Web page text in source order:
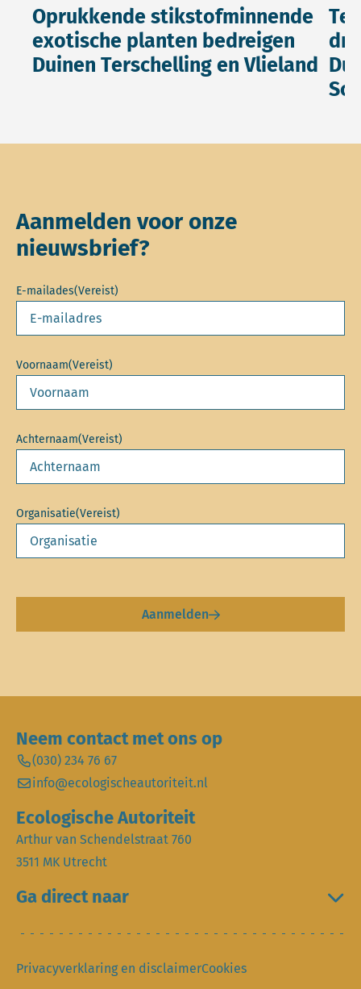
Oprukkende stikstofminnende
exotische planten bedreigen
Duinen Terschelling en Vlieland
Te
Aanmelden voor onze
nieuwsbrief?
E-mailades(Vereist)
Voornaam(Vereist)
Achternaam(Vereist)
Organisatie(Vereist)
Aanmelden
Ga direct naar
Neem contact met ons op
(030) 234 76 67
info@ecologischeautoriteit.nl
Ecologische Autoriteit
Arthur van Schendelstraat 760
3511 MK Utrecht
Privacyverklaring en disclaimerCookies